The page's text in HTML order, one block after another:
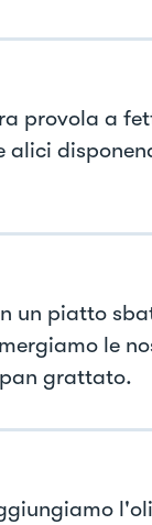
provola a
alici
un piatto
le
grattato.